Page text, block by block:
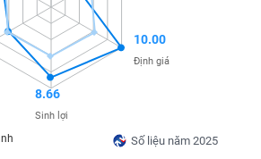
Số liệu năm 2025
10.00
Định giá
8.66
Sinh lợi